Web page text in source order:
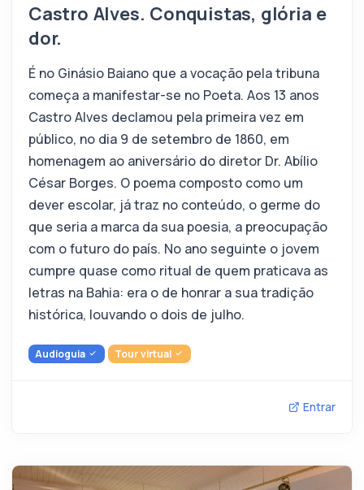
Castro Alves. Conquistas, glória e
dor.
É no Ginásio Baiano que a vocação pela tribuna
começa a manifestar-se no Poeta. Aos 13 anos
Castro Alves declamou pela primeira vez em
público, no dia 9 de setembro de 1860, em
homenagem ao aniversário do diretor Dr. Abílio
César Borges. O poema composto como um
dever escolar, já traz no conteúdo, o germe do
que seria a marca da sua poesia, a preocupação
com o futuro do país. No ano seguinte o jovem
cumpre quase como ritual de quem praticava as
letras na Bahia: era o de honrar a sua tradição
histórica, louvando o dois de julho.
Audioguia Tour virtual
Entrar